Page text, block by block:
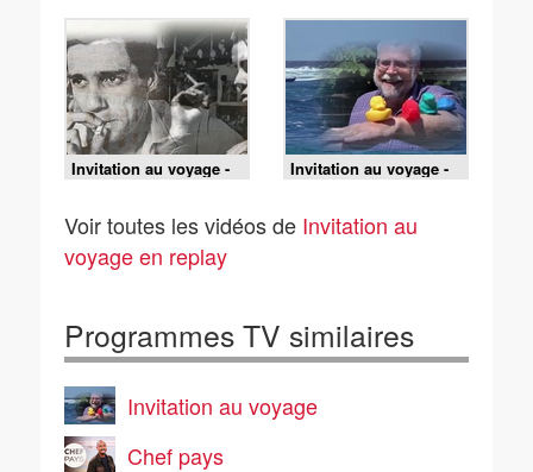
Bretagne, les vacances
forcées de La Joconde
Baltimore, Lincoln
Invitation au voyage -
24/06/2026 - Aux
transige pas avec
l'heure
Invitation au voyage -
25/06/2026 - En
en plastique voyageurs
Voir toutes les vidéos de Invitation au
voyage en replay
Programmes TV similaires
Invitation au voyage
Chef pays